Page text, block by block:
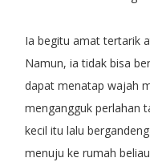
Ia begitu amat tertarik
Namun, ia tidak bisa
dapat menatap wajah
mengangguk perlahan
kecil itu lalu
menuju ke rumah